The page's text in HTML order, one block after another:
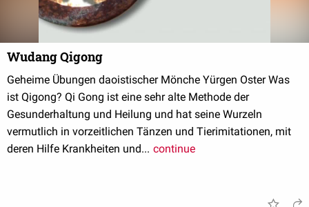
Wudang Qigong
Geheime Übungen daoistischer Mönche Yürgen Oster Was
ist Qigong? Qi Gong ist eine sehr alte Methode der
Gesunderhaltung und Heilung und hat seine Wurzeln
vermutlich in vorzeitlichen Tänzen und Tierimitationen, mit
deren Hilfe Krankheiten und... continue